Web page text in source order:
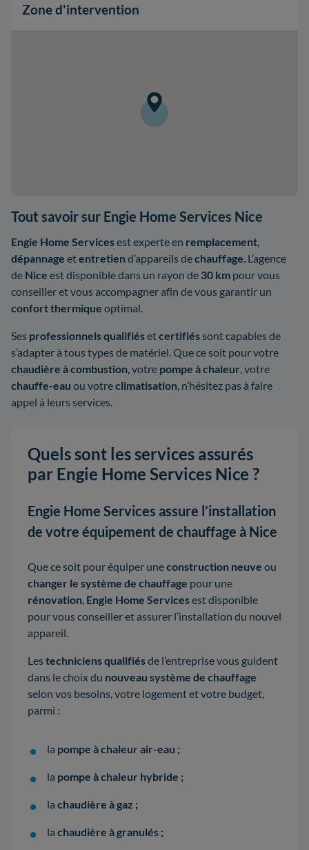
Zone d'intervention
Tout savoir sur Engie Home Services Nice
Engie Home Servicesest experte en remplacement
dépannage etentretien d’appareils dechauffage . L’agence
de Nice est disponible dans un rayon de 30 km pour vous
conseiller et vous accompagner afin de vous garantir un
confort thermique optimal.
Ses professionnels qualifiésetcertifiéssont capables de
s’adapter à tous types de matériel. Que ce soit pour votre
chaudière à combustion , votre pompe à chaleur , votre
chauffe-eau ou votreclimatisation , n’hésitez pas à faire
appel à leurs services.
Quels sont les services assurés
par Engie Home Services Nice ?
Engie Home Services assure l’installation
de votre équipement de chauffage à Nice
Que ce soit pour équiper uneconstruction neuve ou
changer le système de chauffage pour une
rénovation Engie Home Servicesest disponible
pour vous conseiller et assurer l’installation du nouvel
appareil.
Lestechniciens qualifiésde l’entreprise vous guident
dans le choix du nouveau système de chauffage
selon vos besoins, votre logement et votre budget,
parmi :
la pompe à chaleur air-eau ;
la pompe à chaleur hybride ;
la chaudière à gaz ;
la chaudière à granulés ;